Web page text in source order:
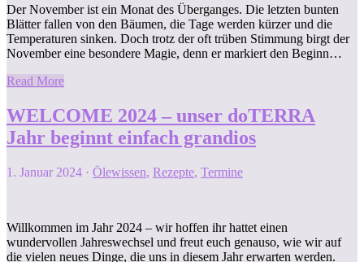
Der November ist ein Monat des Überganges. Die letzten bunten
Blätter fallen von den Bäumen, die Tage werden kürzer und die
Temperaturen sinken. Doch trotz der oft trüben Stimmung birgt der
November eine besondere Magie, denn er markiert den Beginn…
Read More
WELCOME 2024 – unser doTERRA
Jahr beginnt einfach grandios
1. Januar 2024 · Ölewissen, Rezepte, Termine
Willkommen im Jahr 2024 – wir hoffen ihr hattet einen
wundervollen Jahreswechsel und freut euch genauso, wie wir auf
die vielen neues Dinge, die uns in diesem Jahr erwarten werden.